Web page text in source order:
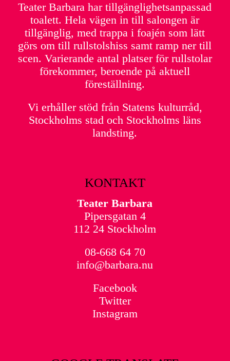
Teater Barbara har tillgänglighetsanpassad
toalett. Hela vägen in till salongen är
tillgänglig, med trappa i foajén som lätt
görs om till rullstolshiss samt ramp ner till
scen. Varierande antal platser för rullstolar
förekommer, beroende på aktuell
föreställning.
Vi erhåller stöd från Statens kulturråd,
Stockholms stad och Stockholms läns
landsting.
KONTAKT
Teater Barbara
Pipersgatan 4
112 24 Stockholm
08-668 64 70
info@barbara.nu
Facebook
Twitter
Instagram